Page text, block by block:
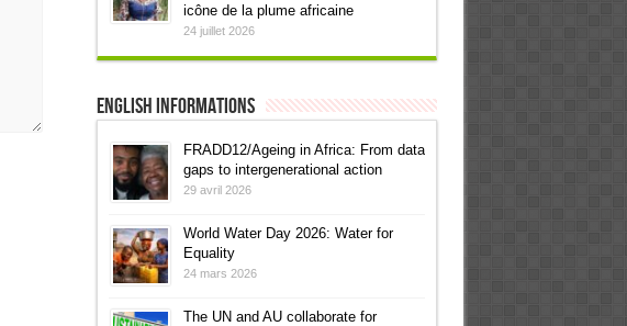
icône de la plume africaine
24 juillet 2026
English informations
FRADD12/Ageing in Africa: From data
gaps to intergenerational action
29 avril 2026
World Water Day 2026: Water for
Equality
24 mars 2026
The UN and AU collaborate for